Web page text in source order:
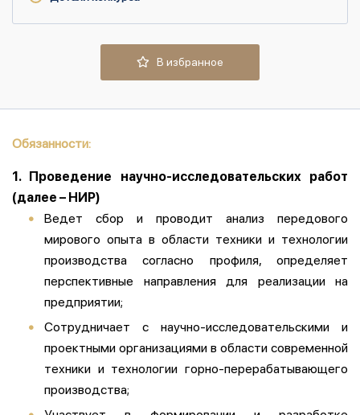
В избранное
Обязанности:
1. Проведение научно-исследовательских работ
(далее – НИР)
Ведет сбор и проводит анализ передового
мирового опыта в области техники и технологии
производства согласно профиля, определяет
перспективные направления для реализации на
предприятии;
Сотрудничает с научно-исследовательскими и
проектными организациями в области современной
техники и технологии горно-перерабатывающего
производства;